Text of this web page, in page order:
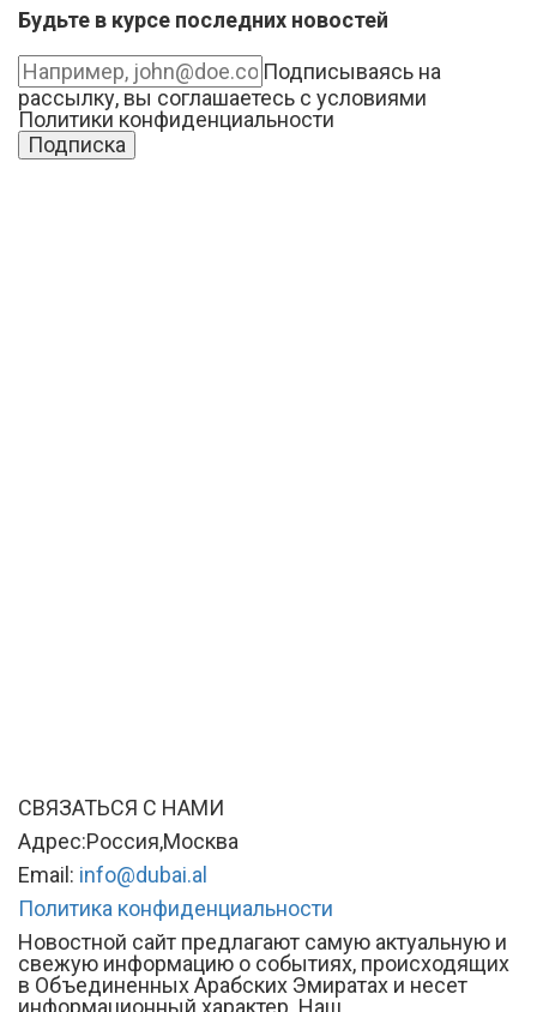
Будьте в курсе последних новостей
Подписываясь на
рассылку, вы соглашаетесь с условиями
Политики конфиденциальности
Подписка
СВЯЗАТЬСЯ С НАМИ
Адрес:Россия,Москва
Email: info@dubai.al
Политика конфиденциальности
Новостной сайт предлагают самую актуальную и
свежую информацию о событиях, происходящих
в Объединенных Арабских Эмиратах и несет
информационный характер. Наш